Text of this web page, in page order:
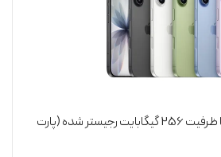
گوشی موبایل آیفون 17 با ظرفیت 256 گیگابایت رجیستر شده (پارت